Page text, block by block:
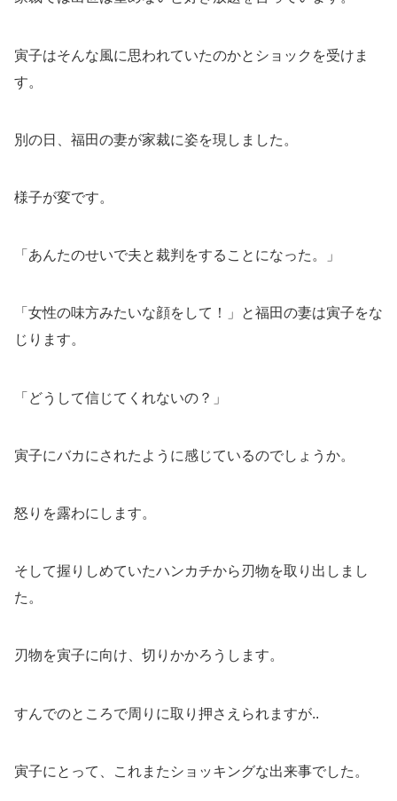
寅子はそんな風に思われていたのかとショックを受けま
す。
別の日、福田の妻が家裁に姿を現しました。
様子が変です。
「あんたのせいで夫と裁判をすることになった。」
「女性の味方みたいな顔をして！」と福田の妻は寅子をな
じります。
「どうして信じてくれないの？」
寅子にバカにされたように感じているのでしょうか。
怒りを露わにします。
そして握りしめていたハンカチから刃物を取り出しまし
た。
刃物を寅子に向け、切りかかろうします。
すんでのところで周りに取り押さえられますが..
寅子にとって、これまたショッキングな出来事でした。